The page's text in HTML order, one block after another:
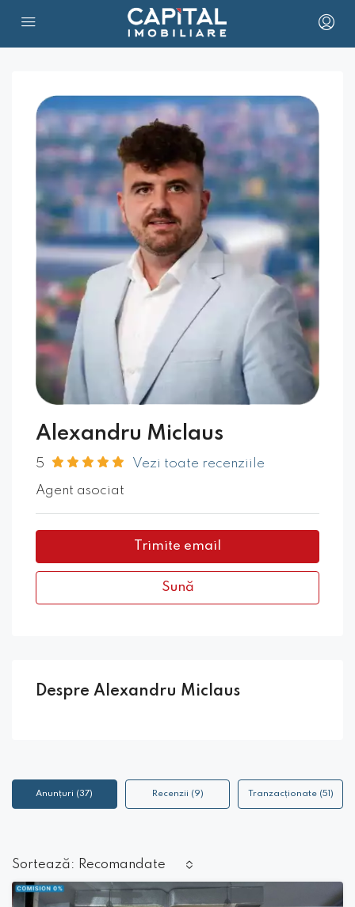
Alexandru Miclaus
5
Vezi toate recenziile
Agent asociat
Trimite email
Sună
Despre Alexandru Miclaus
Anunțuri (37) Recenzii (9) Tranzacționate (51)
Sortează: Recomandate